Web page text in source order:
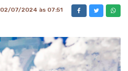
02/07/2024 às 07:51